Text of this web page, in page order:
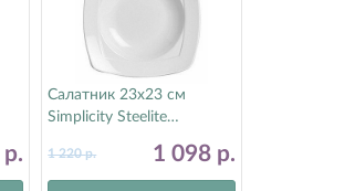
р.
Салатник 23х23 см
Simplicity Steelite
1 098 р.
1 220р.